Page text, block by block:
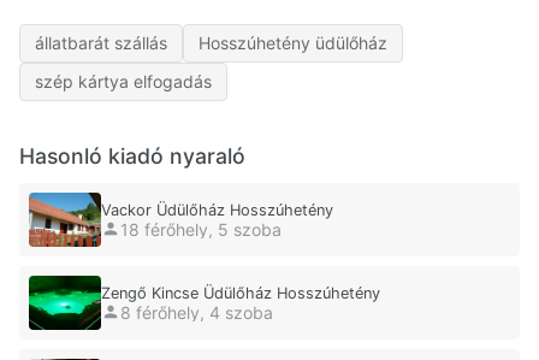
állatbarát szállás
Hosszúhetény üdülőház
szép kártya elfogadás
Hasonló kiadó nyaraló
Vackor Üdülőház Hosszúhetény
18 férőhely, 5 szoba
Zengő Kincse Üdülőház Hosszúhetény
8 férőhely, 4 szoba